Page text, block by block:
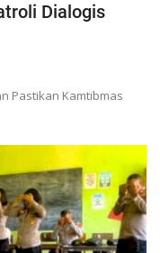
Dialogis
Pastikan Kamtibmas